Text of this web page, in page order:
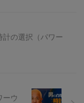
の選択（パワー
ーウ